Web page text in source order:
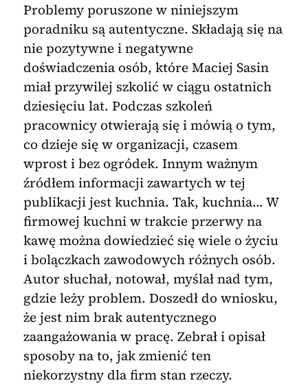
Problemy poruszone w niniejszym
poradniku są autentyczne. Składają się na
nie pozytywne i negatywne
doświadczenia osób, które Maciej Sasin
miał przywilej szkolić w ciągu ostatnich
dziesięciu lat. Podczas szkoleń
pracownicy otwierają się i mówią o tym,
co dzieje się w organizacji, czasem
wprost i bez ogródek. Innym ważnym
źródłem informacji zawartych w tej
publikacji jest kuchnia. Tak, kuchnia… W
firmowej kuchni w trakcie przerwy na
kawę można dowiedzieć się wiele o życiu
i bolączkach zawodowych różnych osób.
Autor słuchał, notował, myślał nad tym,
gdzie leży problem. Doszedł do wniosku,
że jest nim brak autentycznego
zaangażowania w pracę. Zebrał i opisał
sposoby na to, jak zmienić ten
niekorzystny dla firm stan rzeczy.